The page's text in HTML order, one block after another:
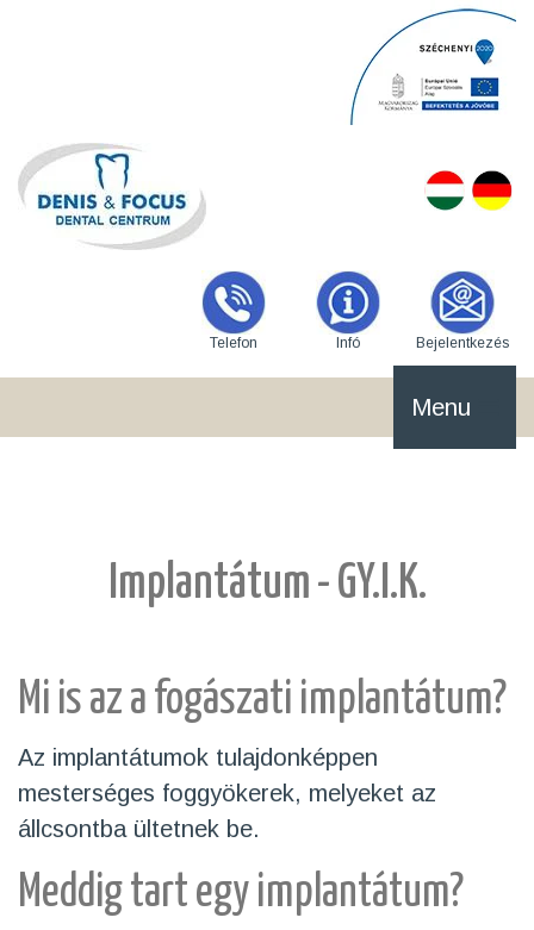
Telefon Infó Bejelentkezés
Implantátum - GY.I.K.
Mi is az a fogászati implantátum?
Az implantátumok tulajdonképpen
mesterséges foggyökerek, melyeket az
állcsontba ültetnek be.
Meddig tart egy implantátum?